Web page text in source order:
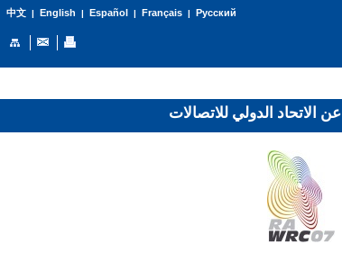
中文| English | Español | Français| Русский
عن الاتحاد الدولي للاتصالات